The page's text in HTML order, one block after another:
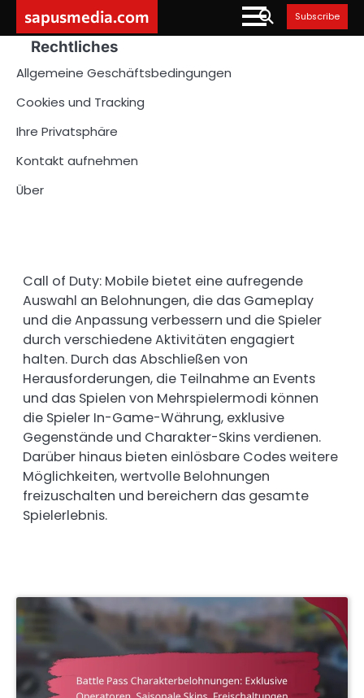
content
sapusmedia.com Subscribe
Rechtliches
Allgemeine Geschäftsbedingungen
Cookies und Tracking
Ihre Privatsphäre
Kontakt aufnehmen
Über
Call of Duty: Mobile bietet eine aufregende
Auswahl an Belohnungen, die das Gameplay
und die Anpassung verbessern und die Spieler
durch verschiedene Aktivitäten engagiert
halten. Durch das Abschließen von
Herausforderungen, die Teilnahme an Events
und das Spielen von Mehrspielermodi können
die Spieler In-Game-Währung, exklusive
Gegenstände und Charakter-Skins verdienen.
Darüber hinaus bieten einlösbare Codes weitere
Möglichkeiten, wertvolle Belohnungen
freizuschalten und bereichern das gesamte
Spielerlebnis.